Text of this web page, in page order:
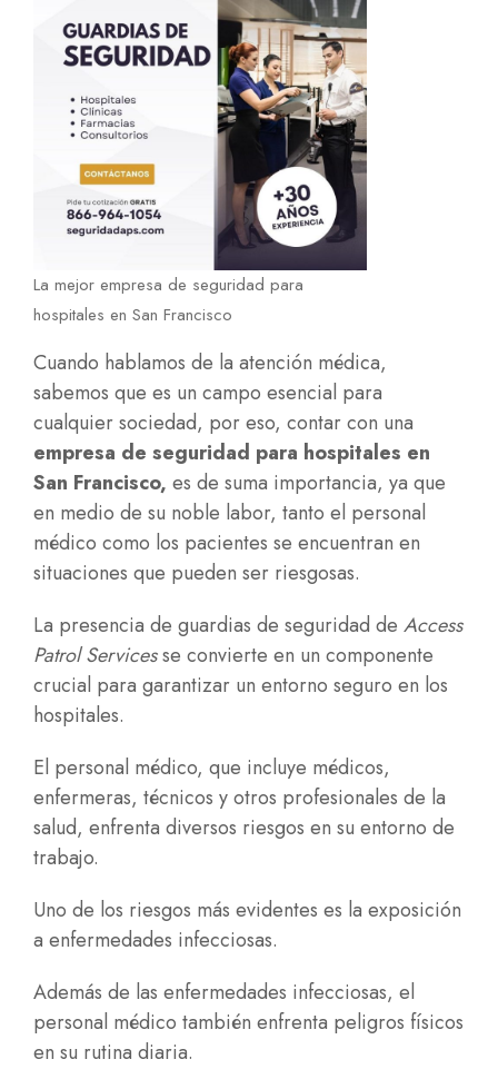
La mejor empresa de seguridad para
hospitales en San Francisco
Cuando hablamos de la atención médica,
sabemos que es un campo esencial para
cualquier sociedad, por eso, contar con una
empresa de seguridad para hospitales en
San Francisco, es de suma importancia, ya que
en medio de su noble labor, tanto el personal
médico como los pacientes se encuentran en
situaciones que pueden ser riesgosas.
La presencia de guardias de seguridad de Access
Patrol Servicesse convierte en un componente
crucial para garantizar un entorno seguro en los
hospitales.
El personal médico, que incluye médicos,
enfermeras, técnicos y otros profesionales de la
salud, enfrenta diversos riesgos en su entorno de
trabajo.
Uno de los riesgos más evidentes es la exposición
a enfermedades infecciosas.
Además de las enfermedades infecciosas, el
personal médico también enfrenta peligros físicos
en su rutina diaria.